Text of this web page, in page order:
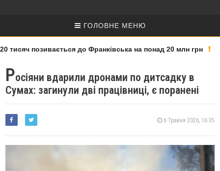
ГОЛОВНЕ МЕНЮ
позивається до Франківська на понад 20 млн грн
Росіяни вдарили дронами по дитсадку в
Сумах: загинули дві працівниці, є поранені
6 Травня 2026, 16:35